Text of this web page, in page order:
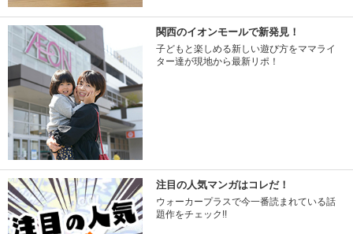
関西のイオンモールで新発見！
子どもと楽しめる新しい遊び方をママライ
ター達が現地から最新リポ！
注目の人気マンガはコレだ！
ウォーカープラスで今一番読まれている話
題作をチェック!!